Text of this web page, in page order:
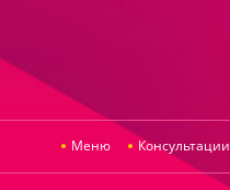
Меню Консультации